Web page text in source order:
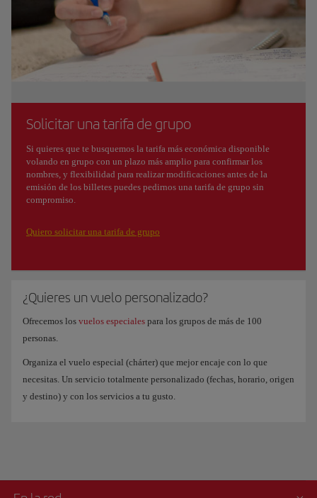
Solicitar una tarifa de grupo
Si quieres que te busquemos la tarifa más económica disponible
volando en grupo con un plazo más amplio para confirmar los
nombres, y flexibilidad para realizar modificaciones antes de la
emisión de los billetes puedes pedirnos una tarifa de grupo sin
compromiso.
Quiero solicitar una tarifa de grupo
¿Quieres un vuelo personalizado?
Ofrecemos los vuelos especiales para los grupos de más de 100
personas.
Organiza el vuelo especial (chárter) que mejor encaje con lo que
necesitas. Un servicio totalmente personalizado (fechas, horario, origen
y destino) y con los servicios a tu gusto.